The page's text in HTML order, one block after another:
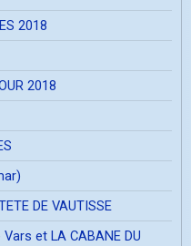
2018
2018
DE VAUTISSE
et LA CABANE DU